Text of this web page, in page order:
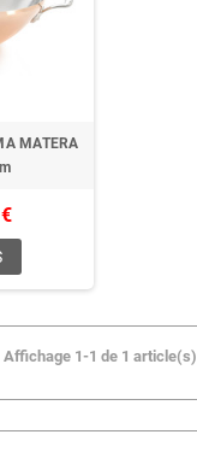
MATERA
Affichage 1-1 de 1 article(s)